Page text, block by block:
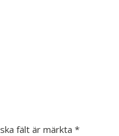
fält är märkta *